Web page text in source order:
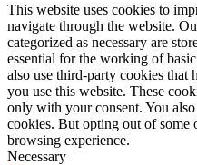
This website uses cookies to
navigate through the website.
categorized as necessary are
essential for the working of
also use third-party cookies that
you use this website. These
only with your consent. You
cookies. But opting out of some
browsing experience.
Necessary